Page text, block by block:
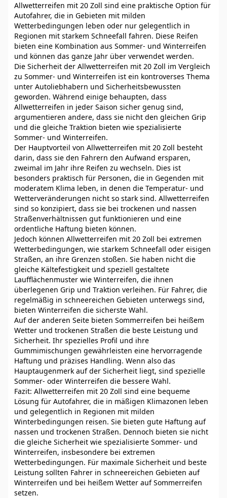
Allwetterreifen mit 20 Zoll sind eine praktische Option für
Autofahrer, die in Gebieten mit milden
Wetterbedingungen leben oder nur gelegentlich in
Regionen mit starkem Schneefall fahren. Diese Reifen
bieten eine Kombination aus Sommer- und Winterreifen
und können das ganze Jahr über verwendet werden.
Die Sicherheit der Allwetterreifen mit 20 Zoll im Vergleich
zu Sommer- und Winterreifen ist ein kontroverses Thema
unter Autoliebhabern und Sicherheitsbewussten
geworden. Während einige behaupten, dass
Allwetterreifen in jeder Saison sicher genug sind,
argumentieren andere, dass sie nicht den gleichen Grip
und die gleiche Traktion bieten wie spezialisierte
Sommer- und Winterreifen.
Der Hauptvorteil von Allwetterreifen mit 20 Zoll besteht
darin, dass sie den Fahrern den Aufwand ersparen,
zweimal im Jahr ihre Reifen zu wechseln. Dies ist
besonders praktisch für Personen, die in Gegenden mit
moderatem Klima leben, in denen die Temperatur- und
Wetterveränderungen nicht so stark sind. Allwetterreifen
sind so konzipiert, dass sie bei trockenen und nassen
Straßenverhältnissen gut funktionieren und eine
ordentliche Haftung bieten können.
Jedoch können Allwetterreifen mit 20 Zoll bei extremen
Wetterbedingungen, wie starkem Schneefall oder eisigen
Straßen, an ihre Grenzen stoßen. Sie haben nicht die
gleiche Kältefestigkeit und speziell gestaltete
Laufflächenmuster wie Winterreifen, die ihnen
überlegenen Grip und Traktion verleihen. Für Fahrer, die
regelmäßig in schneereichen Gebieten unterwegs sind,
bieten Winterreifen die sicherste Wahl.
Auf der anderen Seite bieten Sommerreifen bei heißem
Wetter und trockenen Straßen die beste Leistung und
Sicherheit. Ihr spezielles Profil und ihre
Gummimischungen gewährleisten eine hervorragende
Haftung und präzises Handling. Wenn also das
Hauptaugenmerk auf der Sicherheit liegt, sind spezielle
Sommer- oder Winterreifen die bessere Wahl.
Fazit: Allwetterreifen mit 20 Zoll sind eine bequeme
Lösung für Autofahrer, die in mäßigen Klimazonen leben
und gelegentlich in Regionen mit milden
Winterbedingungen reisen. Sie bieten gute Haftung auf
nassen und trockenen Straßen. Dennoch bieten sie nicht
die gleiche Sicherheit wie spezialisierte Sommer- und
Winterreifen, insbesondere bei extremen
Wetterbedingungen. Für maximale Sicherheit und beste
Leistung sollten Fahrer in schneereichen Gebieten auf
Winterreifen und bei heißem Wetter auf Sommerreifen
setzen.